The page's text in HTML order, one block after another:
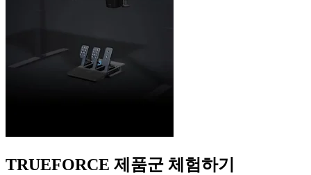
TRUEFORCE 제품군 체험하기